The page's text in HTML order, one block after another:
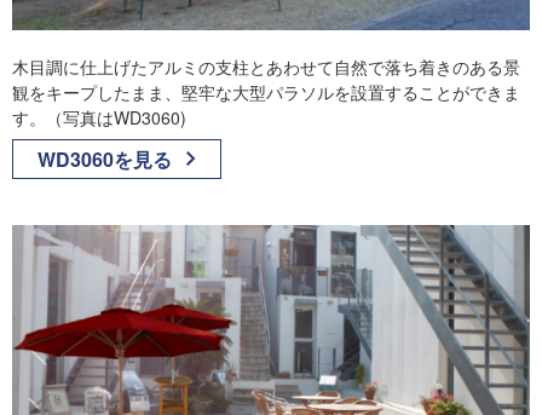
木目調に仕上げたアルミの支柱とあわせて自然で落ち着きのある景
観をキープしたまま、堅牢な大型パラソルを設置することができま
す。（写真はWD3060)
WD3060を見る